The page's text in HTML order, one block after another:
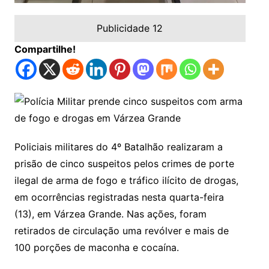
Publicidade 12
Compartilhe!
Policiais militares do 4º Batalhão realizaram a
prisão de cinco suspeitos pelos crimes de porte
ilegal de arma de fogo e tráfico ilícito de drogas,
em ocorrências registradas nesta quarta-feira
(13), em Várzea Grande. Nas ações, foram
retirados de circulação uma revólver e mais de
100 porções de maconha e cocaína.